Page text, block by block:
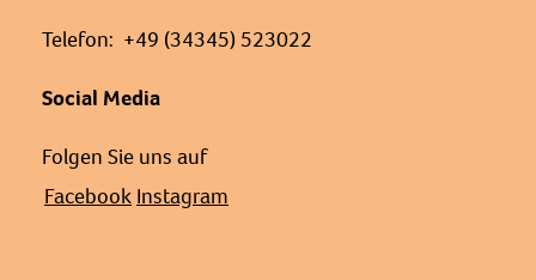
Telefon: +49 (34345) 523022
Social Media
Folgen Sie uns auf
Facebook Instagram